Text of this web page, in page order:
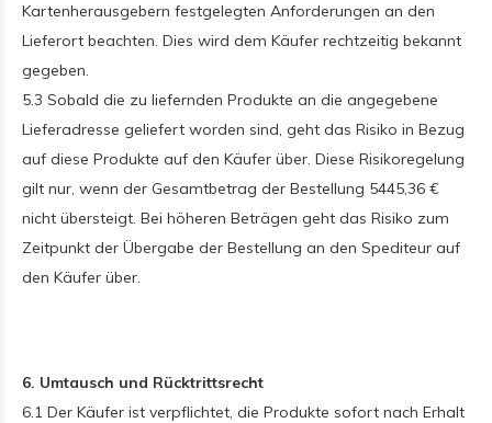
Kartenherausgebern festgelegten Anforderungen an den
Lieferort beachten. Dies wird dem Käufer rechtzeitig bekannt
gegeben.
5.3 Sobald die zu liefernden Produkte an die angegebene
Lieferadresse geliefert worden sind, geht das Risiko in Bezug
auf diese Produkte auf den Käufer über. Diese Risikoregelung
gilt nur, wenn der Gesamtbetrag der Bestellung 5445,36 €
nicht übersteigt. Bei höheren Beträgen geht das Risiko zum
Zeitpunkt der Übergabe der Bestellung an den Spediteur auf
den Käufer über.
6. Umtausch und Rücktrittsrecht
6.1 Der Käufer ist verpflichtet, die Produkte sofort nach Erhalt